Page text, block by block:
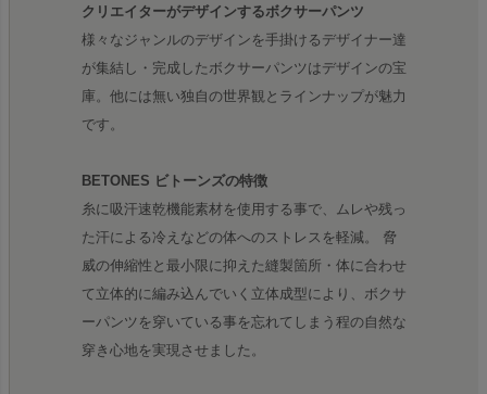
クリエイターがデザインするボクサーパンツ
様々なジャンルのデザインを手掛けるデザイナー達
が集結し・完成したボクサーパンツはデザインの宝
庫。他には無い独自の世界観とラインナップが魅力
です。
BETONES ビトーンズの特徴
糸に吸汗速乾機能素材を使用する事で、ムレや残っ
た汗による冷えなどの体へのストレスを軽減。 脅
威の伸縮性と最小限に抑えた縫製箇所・体に合わせ
て立体的に編み込んでいく立体成型により、ボクサ
ーパンツを穿いている事を忘れてしまう程の自然な
穿き心地を実現させました。